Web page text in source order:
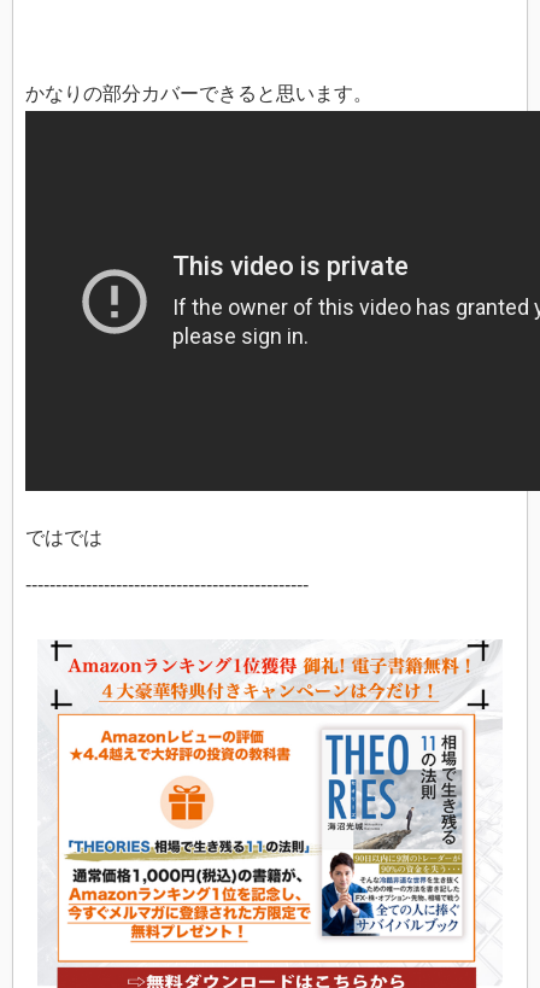
かなりの部分カバーできると思います。
ではでは
-----------------------------------------------